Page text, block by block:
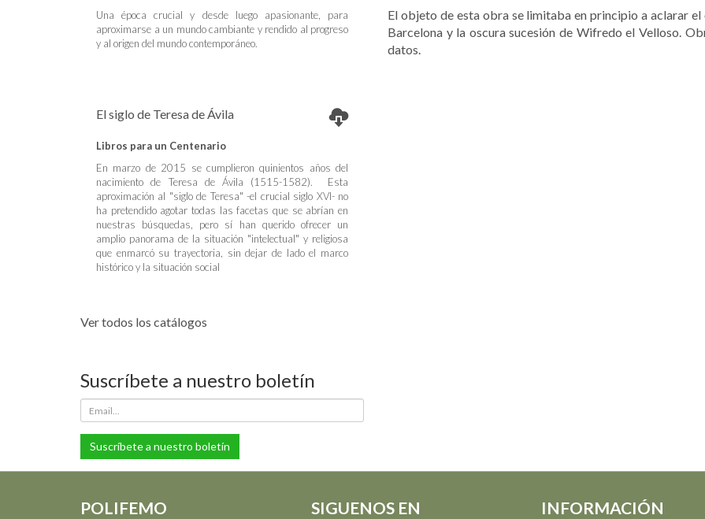
Una época crucial y desde luego apasionante, para
aproximarse a un mundo cambiante y rendido al progreso
y al origen del mundo contemporáneo.
El siglo de Teresa de Ávila
Libros para un Centenario
En marzo de 2015 se cumplieron quinientos años del
nacimiento de Teresa de Ávila (1515-1582). Esta
aproximación al "siglo de Teresa" -el crucial siglo XVI- no
ha pretendido agotar todas las facetas que se abrían en
nuestras búsquedas, pero sí han querido ofrecer un
amplio panorama de la situación "intelectual" y religiosa
que enmarcó su trayectoria, sin dejar de lado el marco
histórico y la situación social
Ver todos los catálogos
Suscríbete a nuestro boletín
Suscríbete a nuestro boletín
El objeto de esta obra se limitaba en principio a aclarar
Barcelona y la oscura sucesión de Wifredo el Velloso.
datos.
POLIFEMO SIGUENOS EN INFORMACIÓN